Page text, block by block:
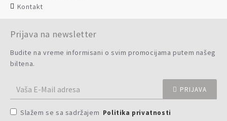
Kontakt
Prijava na newsletter
Budite na vreme informisani o svim promocijama putem našeg
biltena.
PRIJAVA
Slažem se sa sadržajem Politika privatnosti